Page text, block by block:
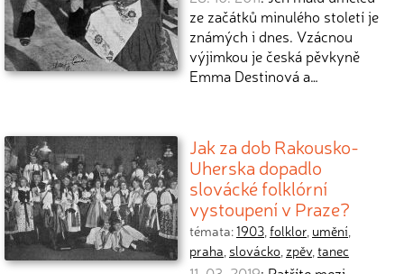
ze začátků minulého století je
známých i dnes. Vzácnou
výjimkou je česká pěvkyně
Emma Destinová a…
Jak za dob Rakousko-
Uherska dopadlo
slovácké folklórní
vystoupení v Praze?
témata:1903,folklor, umění,
praha, slovácko, zpěv,tanec